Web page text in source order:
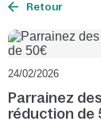
Retour
24/02/2026
Parrainez
réduction de